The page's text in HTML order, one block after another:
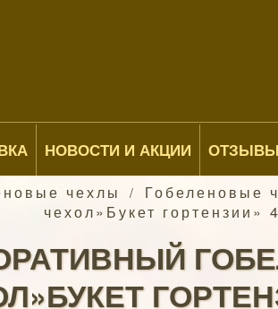
НОВОСТИ И АКЦИИ ОТЗЫВЫ
чехлы / Гобеленовые
чехол»Букет гортензии»